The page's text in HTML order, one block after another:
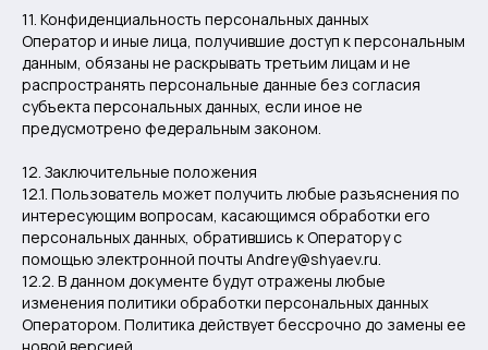
11. Конфиденциальность персональных данных
Оператор и иные лица, получившие доступ к персональным
данным, обязаны не раскрывать третьим лицам и не
распространять персональные данные без согласия
субъекта персональных данных, если иное не
предусмотрено федеральным законом.
12. Заключительные положения
12.1. Пользователь может получить любые разъяснения по
интересующим вопросам, касающимся обработки его
персональных данных, обратившись к Оператору с
помощью электронной почты Andrey@shyaev.ru.
12.2. В данном документе будут отражены любые
изменения политики обработки персональных данных
Оператором. Политика действует бессрочно до замены ее